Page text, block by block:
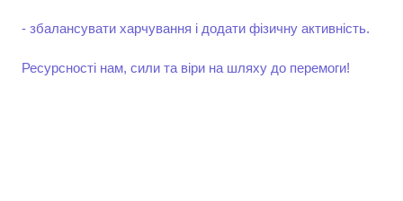
- збалансувати харчування і додати фізичну активність.
Ресурсності нам, сили та віри на шляху до перемоги!